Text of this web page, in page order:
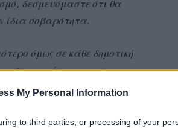
My Personal Information
to third parties, or processing of your
δεσμευόμαστε ότι θα
ίδια σοβαρότητα.
όμως σε κάθε δημοτική
παρόντες για να
προβλήματα, να